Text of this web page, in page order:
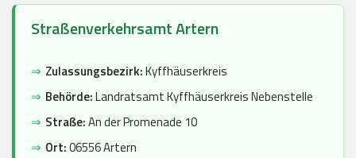
Straßenverkehrsamt Artern
⇒ Zulassungsbezirk:Kyffhäuserkreis
⇒ Behörde:Landratsamt Kyffhäuserkreis Nebenstelle
⇒ Straße:An der Promenade 10
⇒ Ort:06556 Artern